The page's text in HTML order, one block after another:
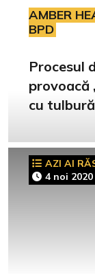
AMBER
BPD
Procesul
provoacă
cu
AZI AI
4 noi 2020